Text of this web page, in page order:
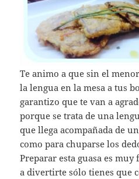
Te animo a que sin el
la lengua en la mesa a tus
garantizo que te van a
porque se trata de una
que llega acompañada de
como para chuparse los
Preparar esta guasa es
a divertirte sólo tienes que